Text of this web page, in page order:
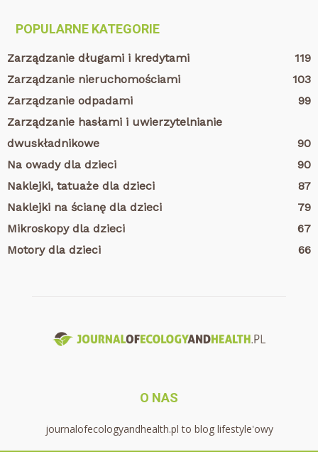
POPULARNE KATEGORIE
Zarządzanie długami i kredytami
119
Zarządzanie nieruchomościami
103
Zarządzanie odpadami
99
Zarządzanie hasłami i uwierzytelnianie
dwuskładnikowe
90
Na owady dla dzieci
90
Naklejki, tatuaże dla dzieci
87
Naklejki na ścianę dla dzieci
79
Mikroskopy dla dzieci
67
Motory dla dzieci
66
O NAS
journalofecologyandhealth.pl to blog lifestyle'owy